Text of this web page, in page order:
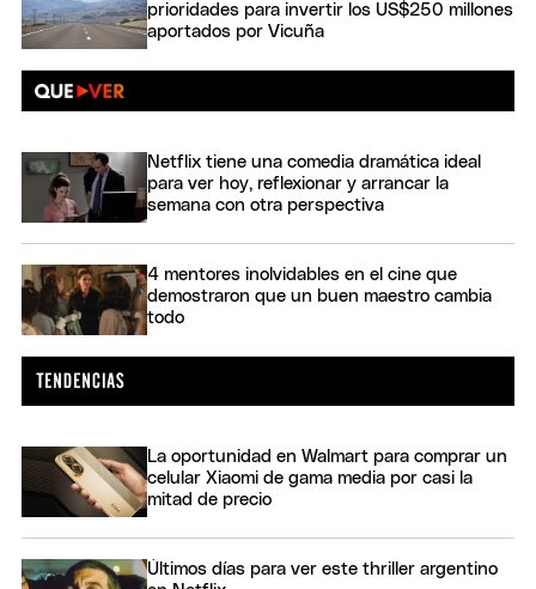
prioridades para invertir los US$250 millones
aportados por Vicuña
Netflix tiene una comedia dramática ideal
para ver hoy, reflexionar y arrancar la
semana con otra perspectiva
4 mentores inolvidables en el cine que
demostraron que un buen maestro cambia
todo
La oportunidad en Walmart para comprar un
celular Xiaomi de gama media por casi la
mitad de precio
Últimos días para ver este thriller argentino